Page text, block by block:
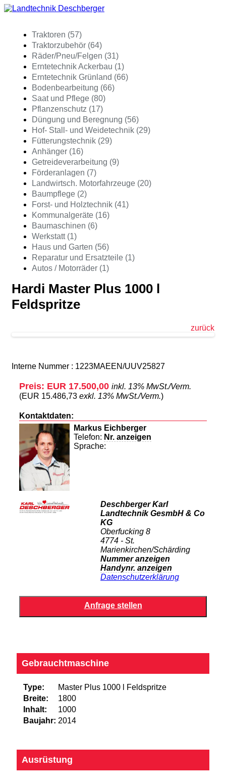
Traktoren (57)
Traktorzubehör (64)
Räder/Pneu/Felgen (31)
Erntetechnik Ackerbau (1)
Erntetechnik Grünland (66)
Bodenbearbeitung (66)
Saat und Pflege (80)
Pflanzenschutz (17)
Düngung und Beregnung (56)
Hof- Stall- und Weidetechnik (29)
Fütterungstechnik (29)
Anhänger (16)
Getreideverarbeitung (9)
Förderanlagen (7)
Landwirtsch. Motorfahrzeuge (20)
Baumpflege (2)
Forst- und Holztechnik (41)
Kommunalgeräte (16)
Baumaschinen (6)
Werkstatt (1)
Haus und Garten (56)
Reparatur und Ersatzteile (1)
Autos / Motorräder (1)
Hardi Master Plus 1000 l
Feldspritze
zurück
Interne Nummer : 1223MAEEN/UUV25827
Preis: EUR 17.500,00 inkl. 13% MwSt./Verm.
(EUR 15.486,73 exkl. 13% MwSt./Verm.)
Kontaktdaten:
Markus Eichberger
Telefon: Nr. anzeigen
Sprache:
Deschberger Karl
Landtechnik GesmbH & Co
KG
Oberfucking 8
4774 - St.
Marienkirchen/Schärding
Nummer anzeigen
Handynr. anzeigen
Datenschutzerklärung
Gebrauchtmaschine
Type:
Master Plus 1000 l Feldspritze
Breite:
1800
Inhalt:
1000
Baujahr: 2014
Ausrüstung